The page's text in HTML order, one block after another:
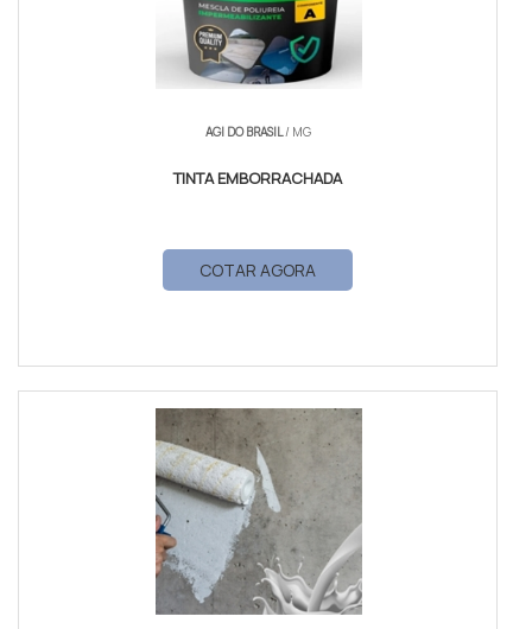
AGI DO BRASIL/ MG
TINTA EMBORRACHADA
COTAR AGORA